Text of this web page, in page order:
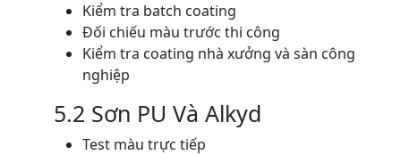
Kiểm tra batch coating
Đối chiếu màu trước thi công
Kiểm tra coating nhà xưởng và sàn công
nghiệp
5.2 Sơn PU Và Alkyd
Test màu trực tiếp